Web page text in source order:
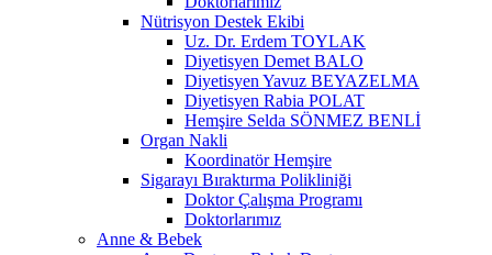
Nütrisyon Destek Ekibi
Uz. Dr. Erdem TOYLAK
Diyetisyen Demet BALO
Diyetisyen Yavuz BEYAZELMA
Diyetisyen Rabia POLAT
Hemşire Selda SÖNMEZ BENLİ
Organ Nakli
Koordinatör Hemşire
Sigarayı Bıraktırma Polikliniği
Doktor Çalışma Programı
Doktorlarımız
Anne & Bebek